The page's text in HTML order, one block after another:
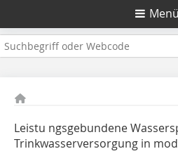
Menü
Leistu ngsgebundene
Trinkwasserversorgung in